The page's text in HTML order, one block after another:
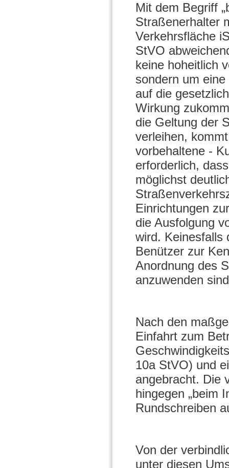
Mit dem Begriff
Straßenerhalter
Verkehrsfläche
StVO
keine hoheitlich
sondern um
auf die
Wirkung
die Geltung der
verleihen,
vorbehaltene -
erforderlich,
möglichst
Einrichtungen
die Ausfolgung
wird. Keinesfalls
Benützer zur
Anordnung des
anzuwenden
Nach den
Einfahrt zum
10a StVO) und
angebracht. Die
hingegen „beim
Rundschreiben
Von der
unter diesen